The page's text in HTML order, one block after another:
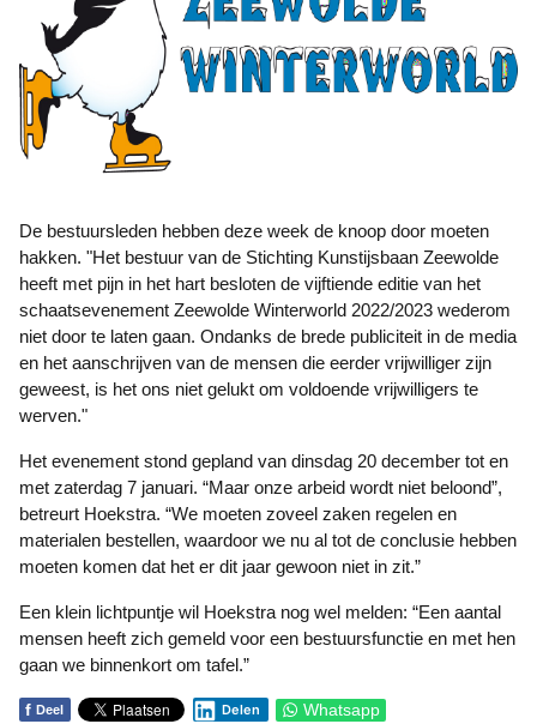
De bestuursleden hebben deze week de knoop door moeten
hakken. "Het bestuur van de Stichting Kunstijsbaan Zeewolde
heeft met pijn in het hart besloten de vijftiende editie van het
schaatsevenement Zeewolde Winterworld 2022/2023 wederom
niet door te laten gaan. Ondanks de brede publiciteit in de media
en het aanschrijven van de mensen die eerder vrijwilliger zijn
geweest, is het ons niet gelukt om voldoende vrijwilligers te
werven."
Het evenement stond gepland van dinsdag 20 december tot en
met zaterdag 7 januari. “Maar onze arbeid wordt niet beloond”,
betreurt Hoekstra. “We moeten zoveel zaken regelen en
materialen bestellen, waardoor we nu al tot de conclusie hebben
moeten komen dat het er dit jaar gewoon niet in zit.”
Een klein lichtpuntje wil Hoekstra nog wel melden: “Een aantal
mensen heeft zich gemeld voor een bestuursfunctie en met hen
gaan we binnenkort om tafel.”
f Deel Delen Whatsapp